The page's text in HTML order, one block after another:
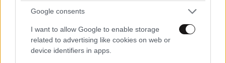
Google consents
I want to allow Google to enable storage
related to advertising like cookies on web or
device identifiers in apps.
MARKET NEWS
Εργοθεραπεία,
Φυσικοθεραπεία ή
Λογοθεραπεία; Οδηγός